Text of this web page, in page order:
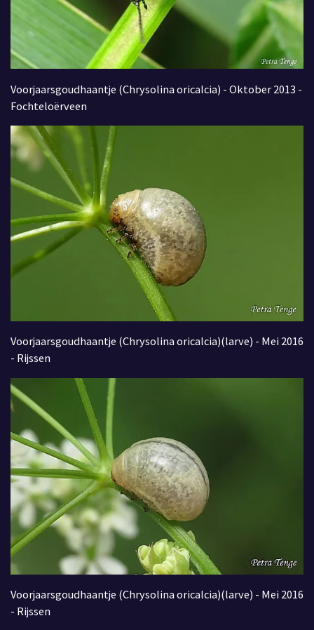
Voorjaarsgoudhaantje (Chrysolina oricalcia) - Oktober 2013 -
Fochteloërveen
Voorjaarsgoudhaantje (Chrysolina oricalcia)(larve) - Mei 2016
- Rijssen
Voorjaarsgoudhaantje (Chrysolina oricalcia)(larve) - Mei 2016
- Rijssen